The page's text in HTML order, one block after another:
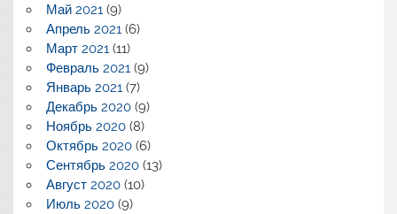
Май 2021(9)
Апрель 2021(6)
Март 2021(11)
Февраль 2021(9)
Январь 2021(7)
Декабрь 2020(9)
Ноябрь 2020(8)
Октябрь 2020(6)
Сентябрь 2020(13)
Август 2020(10)
Июль 2020(9)